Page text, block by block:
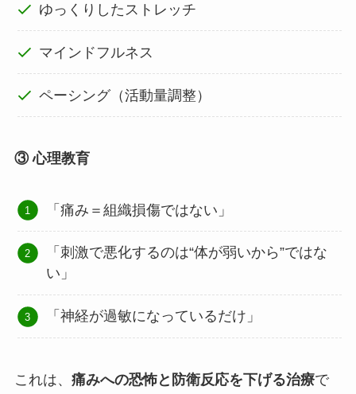
ゆっくりしたストレッチ
マインドフルネス
ペーシング（活動量調整）
③ 心理教育
「痛み＝組織損傷ではない」
「刺激で悪化するのは“体が弱いから”ではな
い」
「神経が過敏になっているだけ」
これは、 痛みへの恐怖と防衛反応を下げる治療で